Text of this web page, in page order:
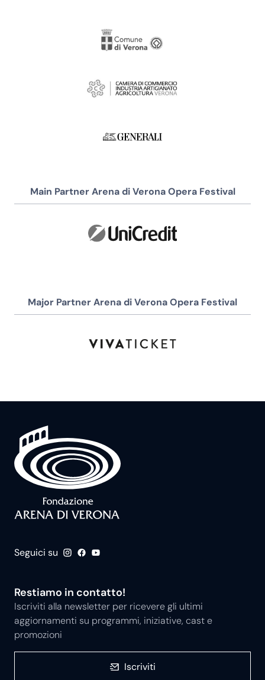
Main Partner Arena di Verona Opera Festival
Major Partner Arena di Verona Opera Festival
Seguici su
Restiamo in contatto!
Iscriviti alla newsletter per ricevere gli ultimi
aggiornamenti su programmi, iniziative, cast e
promozioni
Iscriviti